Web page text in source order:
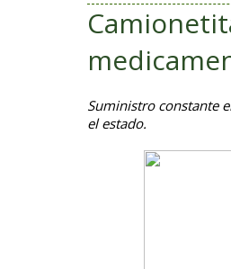
Suministro constante
el estado.